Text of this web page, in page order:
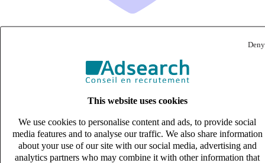
Deny
This website uses cookies
We use cookies to personalise content and ads, to provide social
media features and to analyse our traffic. We also share information
about your use of our site with our social media, advertising and
analytics partners who may combine it with other information that
Issy-les-Moulineaux, Hauts-de-Seine (92130)
IT & Digital